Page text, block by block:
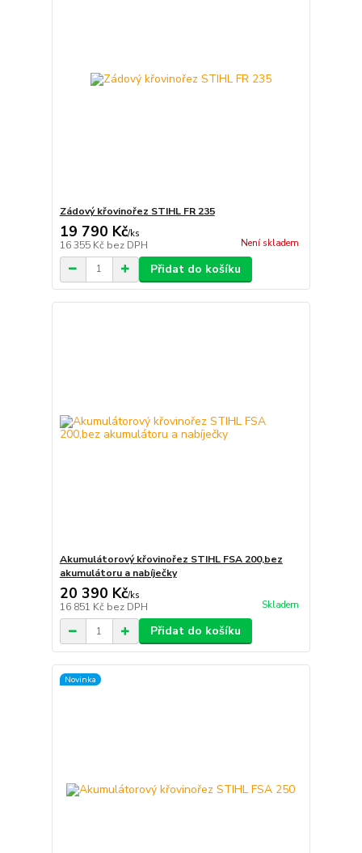
Zádový křovinořez STIHL FR 235
19 790 Kč/ks
16 355 Kč bez DPH Není skladem
Přidat do košíku
Akumulátorový křovinořez STIHL FSA 200,bez
akumulátoru a nabíječky
20 390 Kč/ks
16 851 Kč bez DPH Skladem
Přidat do košíku
Novinka